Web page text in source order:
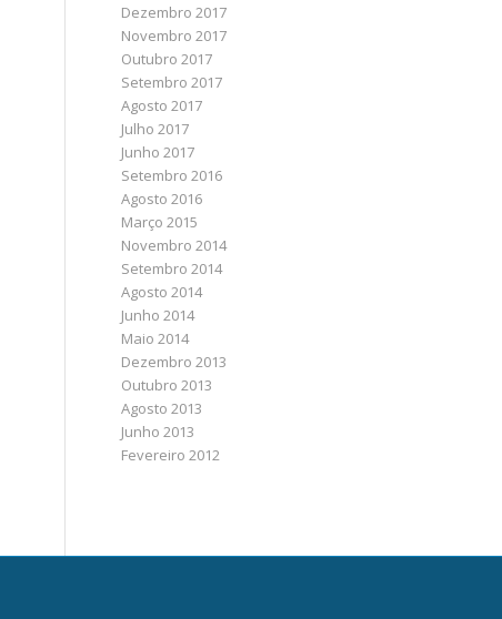
Dezembro 2017
Novembro 2017
Outubro 2017
Setembro 2017
Agosto 2017
Julho 2017
Junho 2017
Setembro 2016
Agosto 2016
Março 2015
Novembro 2014
Setembro 2014
Agosto 2014
Junho 2014
Maio 2014
Dezembro 2013
Outubro 2013
Agosto 2013
Junho 2013
Fevereiro 2012